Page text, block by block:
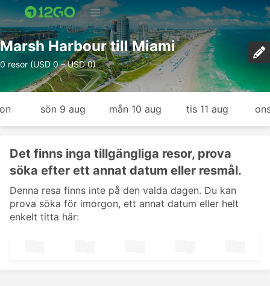
Marsh Harbour till Miami
0 resor (USD 0 – USD 0)
sön 9 aug mån 10 aug tis 11 aug
Det finns inga tillgängliga resor, prova
söka efter ett annat datum eller resmål.
Denna resa finns inte på den valda dagen. Du kan
prova söka för imorgon, ett annat datum eller helt
enkelt titta här: